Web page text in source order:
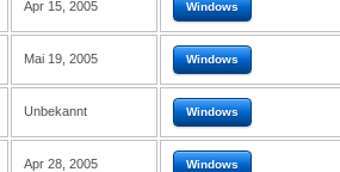
Apr 15, 2005 Windows
Mai 19, 2005 Windows
Unbekannt Windows
Apr 28, 2005 Windows